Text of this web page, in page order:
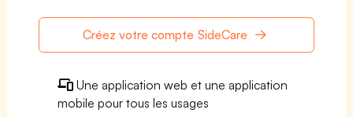
Créez votre compte SideCare
Une application web et une application
mobile pour tous les usages